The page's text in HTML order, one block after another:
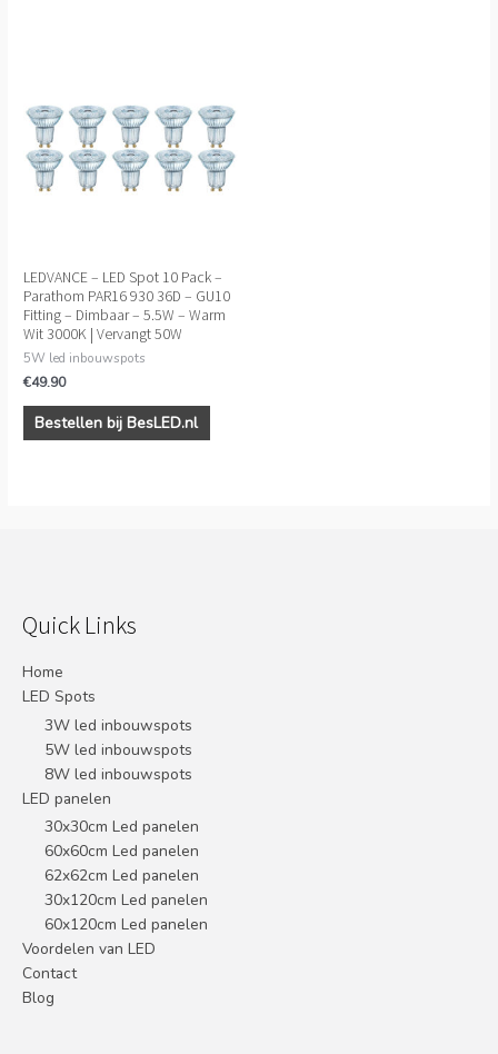
LEDVANCE – LED Spot 10 Pack –
Parathom PAR16 930 36D – GU10
Fitting – Dimbaar – 5.5W – Warm
Wit 3000K | Vervangt 50W
5W led inbouwspots
€49.90
Bestellen bij BesLED.nl
Quick Links
Home
LED Spots
3W led inbouwspots
5W led inbouwspots
8W led inbouwspots
LED panelen
30x30cm Led panelen
60x60cm Led panelen
62x62cm Led panelen
30x120cm Led panelen
60x120cm Led panelen
Voordelen van LED
Contact
Blog